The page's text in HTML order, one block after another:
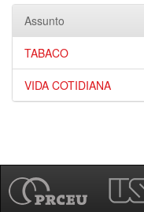
Assunto
TABACO
VIDA COTIDIANA